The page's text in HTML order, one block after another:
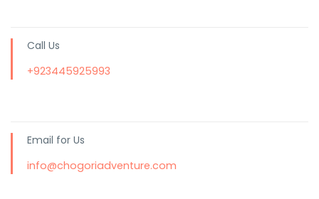
Call Us
+923445925993
Email for Us
info@chogoriadventure.com